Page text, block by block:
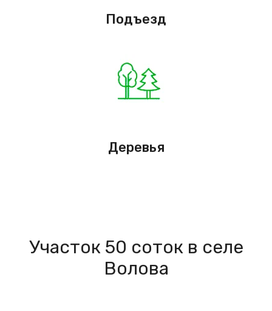
Подъезд
Деревья
Участок 50 соток в селе
Волова